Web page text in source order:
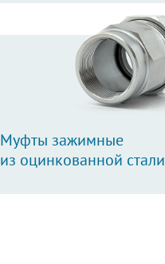
Муфты зажимные
из оцинкованной стали